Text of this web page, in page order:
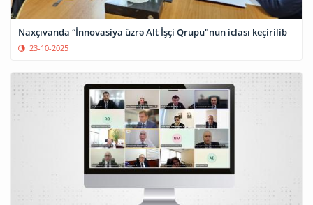
Naxçıvanda “İnnovasiya üzrə Alt İşçi Qrupu"nun iclası keçirilib
23-10-2025